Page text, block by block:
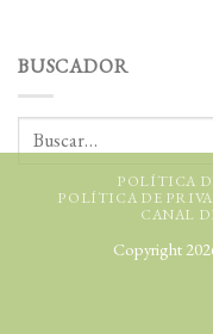
BUSCADOR
POLÍTICA
POLÍTICA DE
CANAL
Copyright